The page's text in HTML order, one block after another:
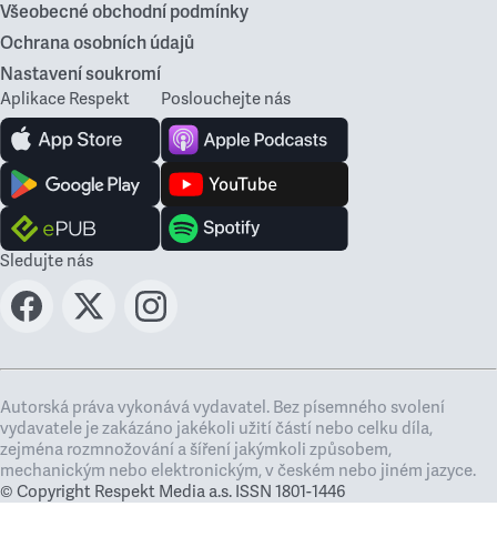
Všeobecné obchodní podmínky
Ochrana osobních údajů
Nastavení soukromí
Aplikace Respekt Poslouchejte nás
Sledujte nás
Autorská práva vykonává vydavatel. Bez písemného svolení
vydavatele je zakázáno jakékoli užití částí nebo celku díla,
zejména rozmnožování a šíření jakýmkoli způsobem,
mechanickým nebo elektronickým, v českém nebo jiném jazyce.
© Copyright Respekt Media a.s. ISSN 1801-1446